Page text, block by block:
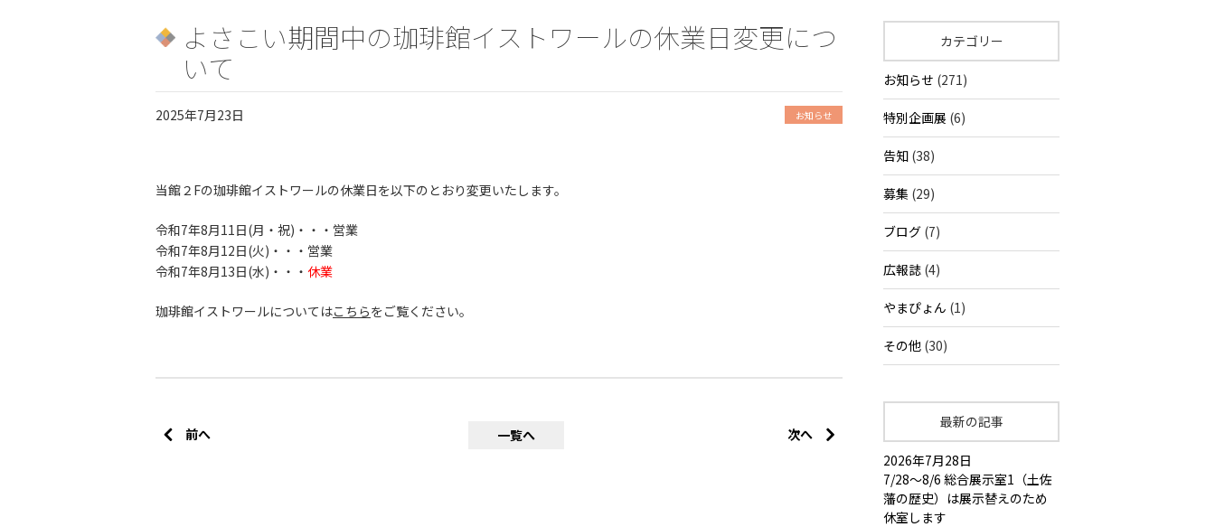
よさこい期間中の珈琲館イストワールの休業日変更につ
いて
2025年7月23日 お知らせ
当館２Fの珈琲館イストワールの休業日を以下のとおり変更いたします。
令和7年8月11日(月・祝)・・・営業
令和7年8月12日(火)・・・営業
令和7年8月13日(水)・・・ 休業
珈琲館イストワールについてはこちらをご覧ください。
前へ 一覧へ 次へ
カテゴリー
お知らせ (271)
特別企画展 (6)
告知 (38)
募集 (29)
ブログ (7)
広報誌 (4)
やまぴょん (1)
その他 (30)
最新の記事
2026年7月28日
7/28～8/6 総合展示室1（土佐
藩の歴史）は展示替えのため
休室します